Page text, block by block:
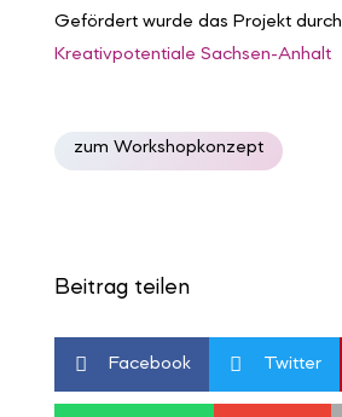
Gefördert wurde das Projekt durch
Kreativpotentiale Sachsen-Anhalt
zum Workshopkonzept
Beitrag teilen
 Facebook  Twitter